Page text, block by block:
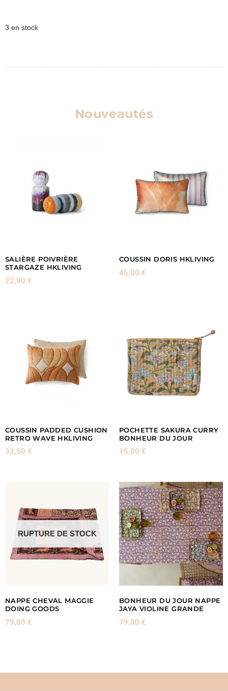
3 en stock
Nouveautés
SALIÈRE POIVRIÈRE
STARGAZE HKLIVING
22,90 €
COUSSIN DORIS HKLIVING
45,00 €
COUSSIN PADDED CUSHION
RETRO WAVE HKLIVING
33,50 €
POCHETTE SAKURA CURRY
BONHEUR DU JOUR
15,00 €
RUPTURE DE STOCK
NAPPE CHEVAL MAGGIE
DOING GOODS
79,00 €
BONHEUR DU JOUR NAPPE
JAYA VIOLINE GRANDE
79,00 €